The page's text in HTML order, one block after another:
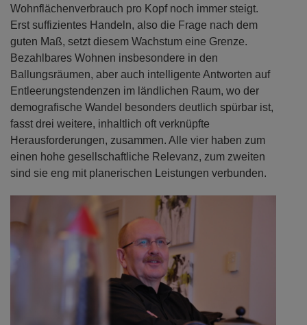
Wohnflächenverbrauch pro Kopf noch immer steigt.
Erst suffizientes Handeln, also die Frage nach dem
guten Maß, setzt diesem Wachstum eine Grenze.
Bezahlbares Wohnen insbesondere in den
Ballungsräumen, aber auch intelligente Antworten auf
Entleerungstendenzen im ländlichen Raum, wo der
demografische Wandel besonders deutlich spürbar ist,
fasst drei weitere, inhaltlich oft verknüpfte
Herausforderungen, zusammen. Alle vier haben zum
einen hohe gesellschaftliche Relevanz, zum zweiten
sind sie eng mit planerischen Leistungen verbunden.